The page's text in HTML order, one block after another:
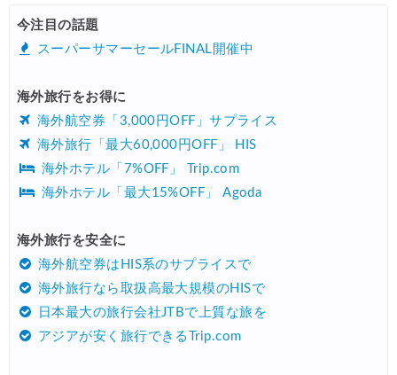
08/04 HIS) 航空券/航空券+ホテル 最大30,000円CB
08/01 エアトリ) 海外航空券(60日前) 1,000円OFFクーポン
08/01 Trip.com) 海外航空券1%OFFクーポン TRIP2
07/30 Trip.com) ホテル 1,500円OFFクーポン
07/30 楽天トラベル) 海外ツアー 最大10,000円OFFクーポン
07/30 Trip.com) 航空券 1,500円OFFクーポン
07/27 Trip.com) NY/ロンドン/タイ ホテル 10%OFFクーポン
今注目の話題
スーパーサマーセールFINAL開催中
海外旅行をお得に
海外航空券「3,000円OFF」サプライス
海外旅行「最大60,000円OFF」 HIS
海外ホテル「7%OFF」 Trip.com
海外ホテル「最大15%OFF」 Agoda
海外旅行を安全に
海外航空券はHIS系のサプライスで
海外旅行なら取扱高最大規模のHISで
日本最大の旅行会社JTBで上質な旅を
アジアが安く旅行できるTrip.com